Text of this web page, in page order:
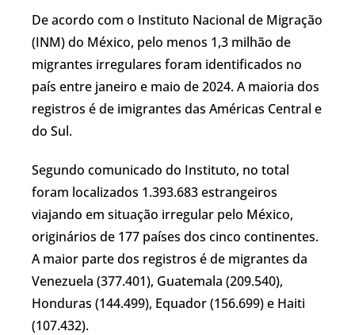
De acordo com o Instituto Nacional de Migração
(INM) do México, pelo menos 1,3 milhão de
migrantes irregulares foram identificados no
país entre janeiro e maio de 2024. A maioria dos
registros é de imigrantes das Américas Central e
do Sul.
Segundo comunicado do Instituto, no total
foram localizados 1.393.683 estrangeiros
viajando em situação irregular pelo México,
originários de 177 países dos cinco continentes.
A maior parte dos registros é de migrantes da
Venezuela (377.401), Guatemala (209.540),
Honduras (144.499), Equador (156.699) e Haiti
(107.432).